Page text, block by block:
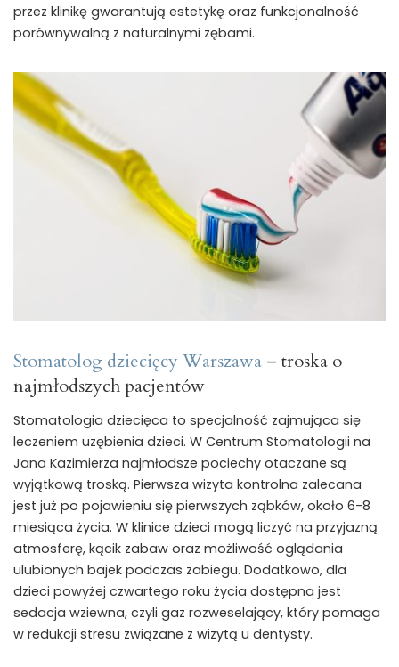
przez klinikę gwarantują estetykę oraz funkcjonalność
porównywalną z naturalnymi zębami.
Stomatolog dziecięcy Warszawa – troska o
najmłodszych pacjentów
Stomatologia dziecięca to specjalność zajmująca się
leczeniem uzębienia dzieci. W Centrum Stomatologii na
Jana Kazimierza najmłodsze pociechy otaczane są
wyjątkową troską. Pierwsza wizyta kontrolna zalecana
jest już po pojawieniu się pierwszych ząbków, około 6-8
miesiąca życia. W klinice dzieci mogą liczyć na przyjazną
atmosferę, kącik zabaw oraz możliwość oglądania
ulubionych bajek podczas zabiegu. Dodatkowo, dla
dzieci powyżej czwartego roku życia dostępna jest
sedacja wziewna, czyli gaz rozweselający, który pomaga
w redukcji stresu związane z wizytą u dentysty.